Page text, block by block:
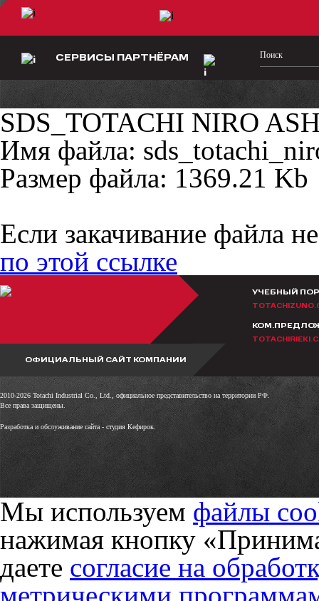
СЕРВИСЫ ПАРТНЁРАМ
SDS_TOTACHI NIRO
Имя файла:
Размер файла: 1369.21 Kb
Если закачивание файла
по этой ссылке
ОФИЦИАЛЬНЫЙ САЙТ КОМПАНИИ
УЧЕБНЫЙ
2010-2026 Totachi Industrial Co., Ltd., официальное представительство на территории РФ.
Все права защищены.
Разработка и обслуживание сайта -студия Кефирок.
Мы используем файлы
нажимая кнопку
даете согласие на